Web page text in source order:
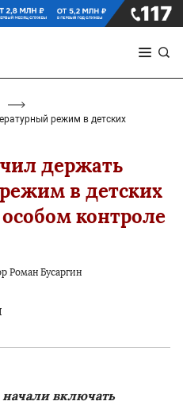
режим в детских
держать
в детских
контроле
Роман Бусаргин
начали включать